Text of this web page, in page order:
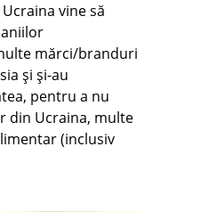
vine să
mărci/branduri
și și-au
pentru a nu
din Ucraina, multe
(inclusiv